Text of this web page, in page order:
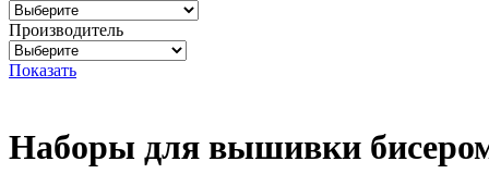
Производитель
Показать
Наборы для вышивки